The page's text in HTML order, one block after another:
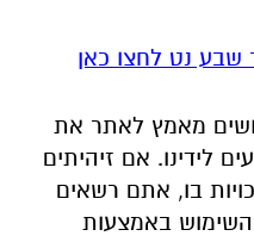
שבע נט לחצו כאן
מאמץ לאתר את
לידינו. אם זיהיתים
בו, אתם רשאים
באמצעות